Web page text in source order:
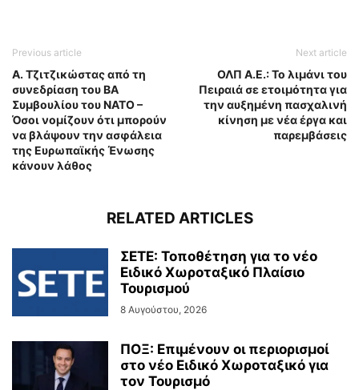
Previous article
Α. Τζιτζικώστας από τη
συνεδρίαση του ΒΑ
Συμβουλίου του ΝΑΤΟ –
Όσοι νομίζουν ότι μπορούν
να βλάψουν την ασφάλεια
της Ευρωπαϊκής Ένωσης
κάνουν λάθος
Next article
ΟΛΠ Α.Ε.: Το λιμάνι του
Πειραιά σε ετοιμότητα για
την αυξημένη πασχαλινή
κίνηση με νέα έργα και
παρεμβάσεις
RELATED ARTICLES
ΣΕΤΕ: Τοποθέτηση για το νέο
Ειδικό Χωροταξικό Πλαίσιο
Τουρισμού
8 Αυγούστου, 2026
ΠΟΞ: Επιμένουν οι περιορισμοί
στο νέο Ειδικό Χωροταξικό για
τον Τουρισμό